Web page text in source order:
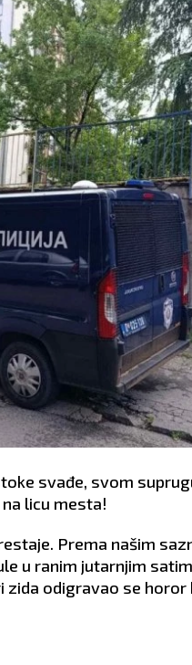
svađe, svom
licu mesta!
Prema našim
u ranim jutarnjim
odigravao se horor